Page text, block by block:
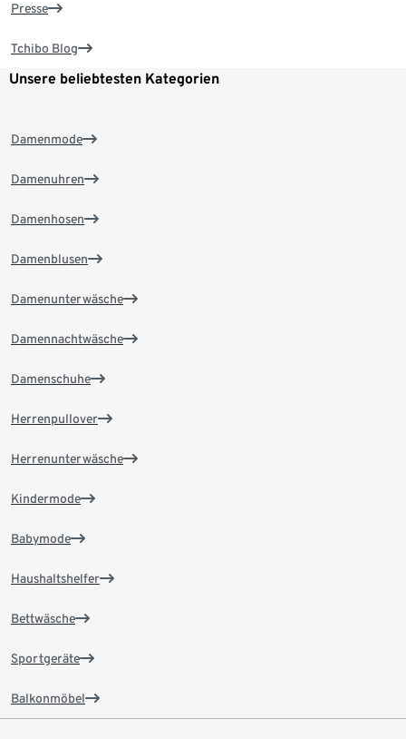
Presse
Tchibo Blog
Unsere beliebtesten Kategorien
Damenmode
Damenuhren
Damenhosen
Damenblusen
Damenunterwäsche
Damennachtwäsche
Damenschuhe
Herrenpullover
Herrenunterwäsche
Kindermode
Babymode
Haushaltshelfer
Bettwäsche
Sportgeräte
Balkonmöbel